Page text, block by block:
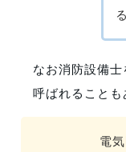
なお消防設備
呼ばれることも
電